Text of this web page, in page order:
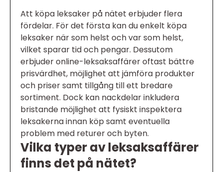
Att köpa leksaker på nätet erbjuder flera
fördelar. För det första kan du enkelt köpa
leksaker när som helst och var som helst,
vilket sparar tid och pengar. Dessutom
erbjuder online-leksaksaffärer oftast bättre
prisvärdhet, möjlighet att jämföra produkter
och priser samt tillgång till ett bredare
sortiment. Dock kan nackdelar inkludera
bristande möjlighet att fysiskt inspektera
leksakerna innan köp samt eventuella
problem med returer och byten.
Vilka typer av leksaksaffärer
finns det på nätet?